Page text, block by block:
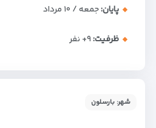
پایان:جمعه / ۱۰ مرداد
ظرفیت:+۹ نفر
شهر: بارسلون